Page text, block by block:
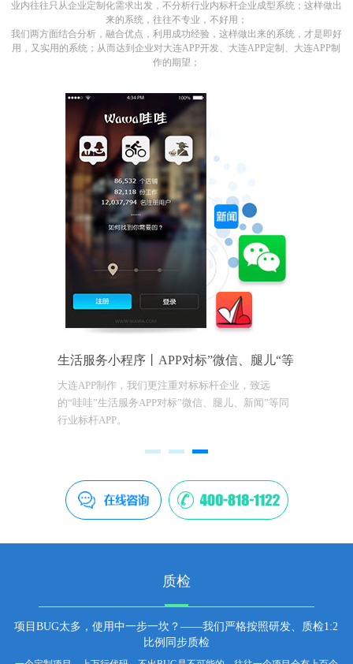
业内往往只从企业定制化需求出发，不分析行业内标杆企业成型系统；这样做出
来的系统，往往不专业，不好用；
我们两方面结合分析，融合优点，利用成功经验，这样做出来的系统，才是即好
用，又实用的系统；从而达到企业对大连APP开发、大连APP定制、大连APP制
作的期望；
生活服务小程序丨APP对标”微信、腿儿“等
大连APP制作，我们更注重对标标杆企业，致远
的“哇哇”生活服务APP对标”微信、腿儿、新闻”等同
行业标杆APP。
质检
项目BUG太多，使用中一步一坎？——我们严格按照研发、质检1:2
比例同步质检